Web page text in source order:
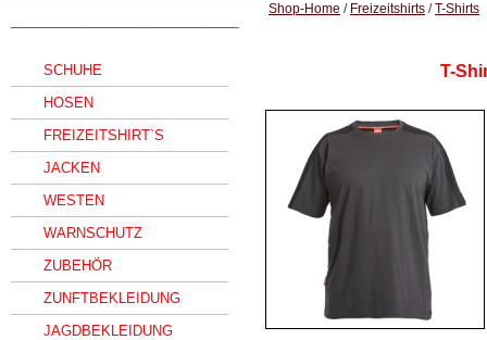
SCHUHE
HOSEN
FREIZEITSHIRT`S
JACKEN
WESTEN
WARNSCHUTZ
ZUBEHÖR
ZUNFTBEKLEIDUNG
JAGDBEKLEIDUNG
Shop-Home / Freizeitshirts /T-Shirts
T-